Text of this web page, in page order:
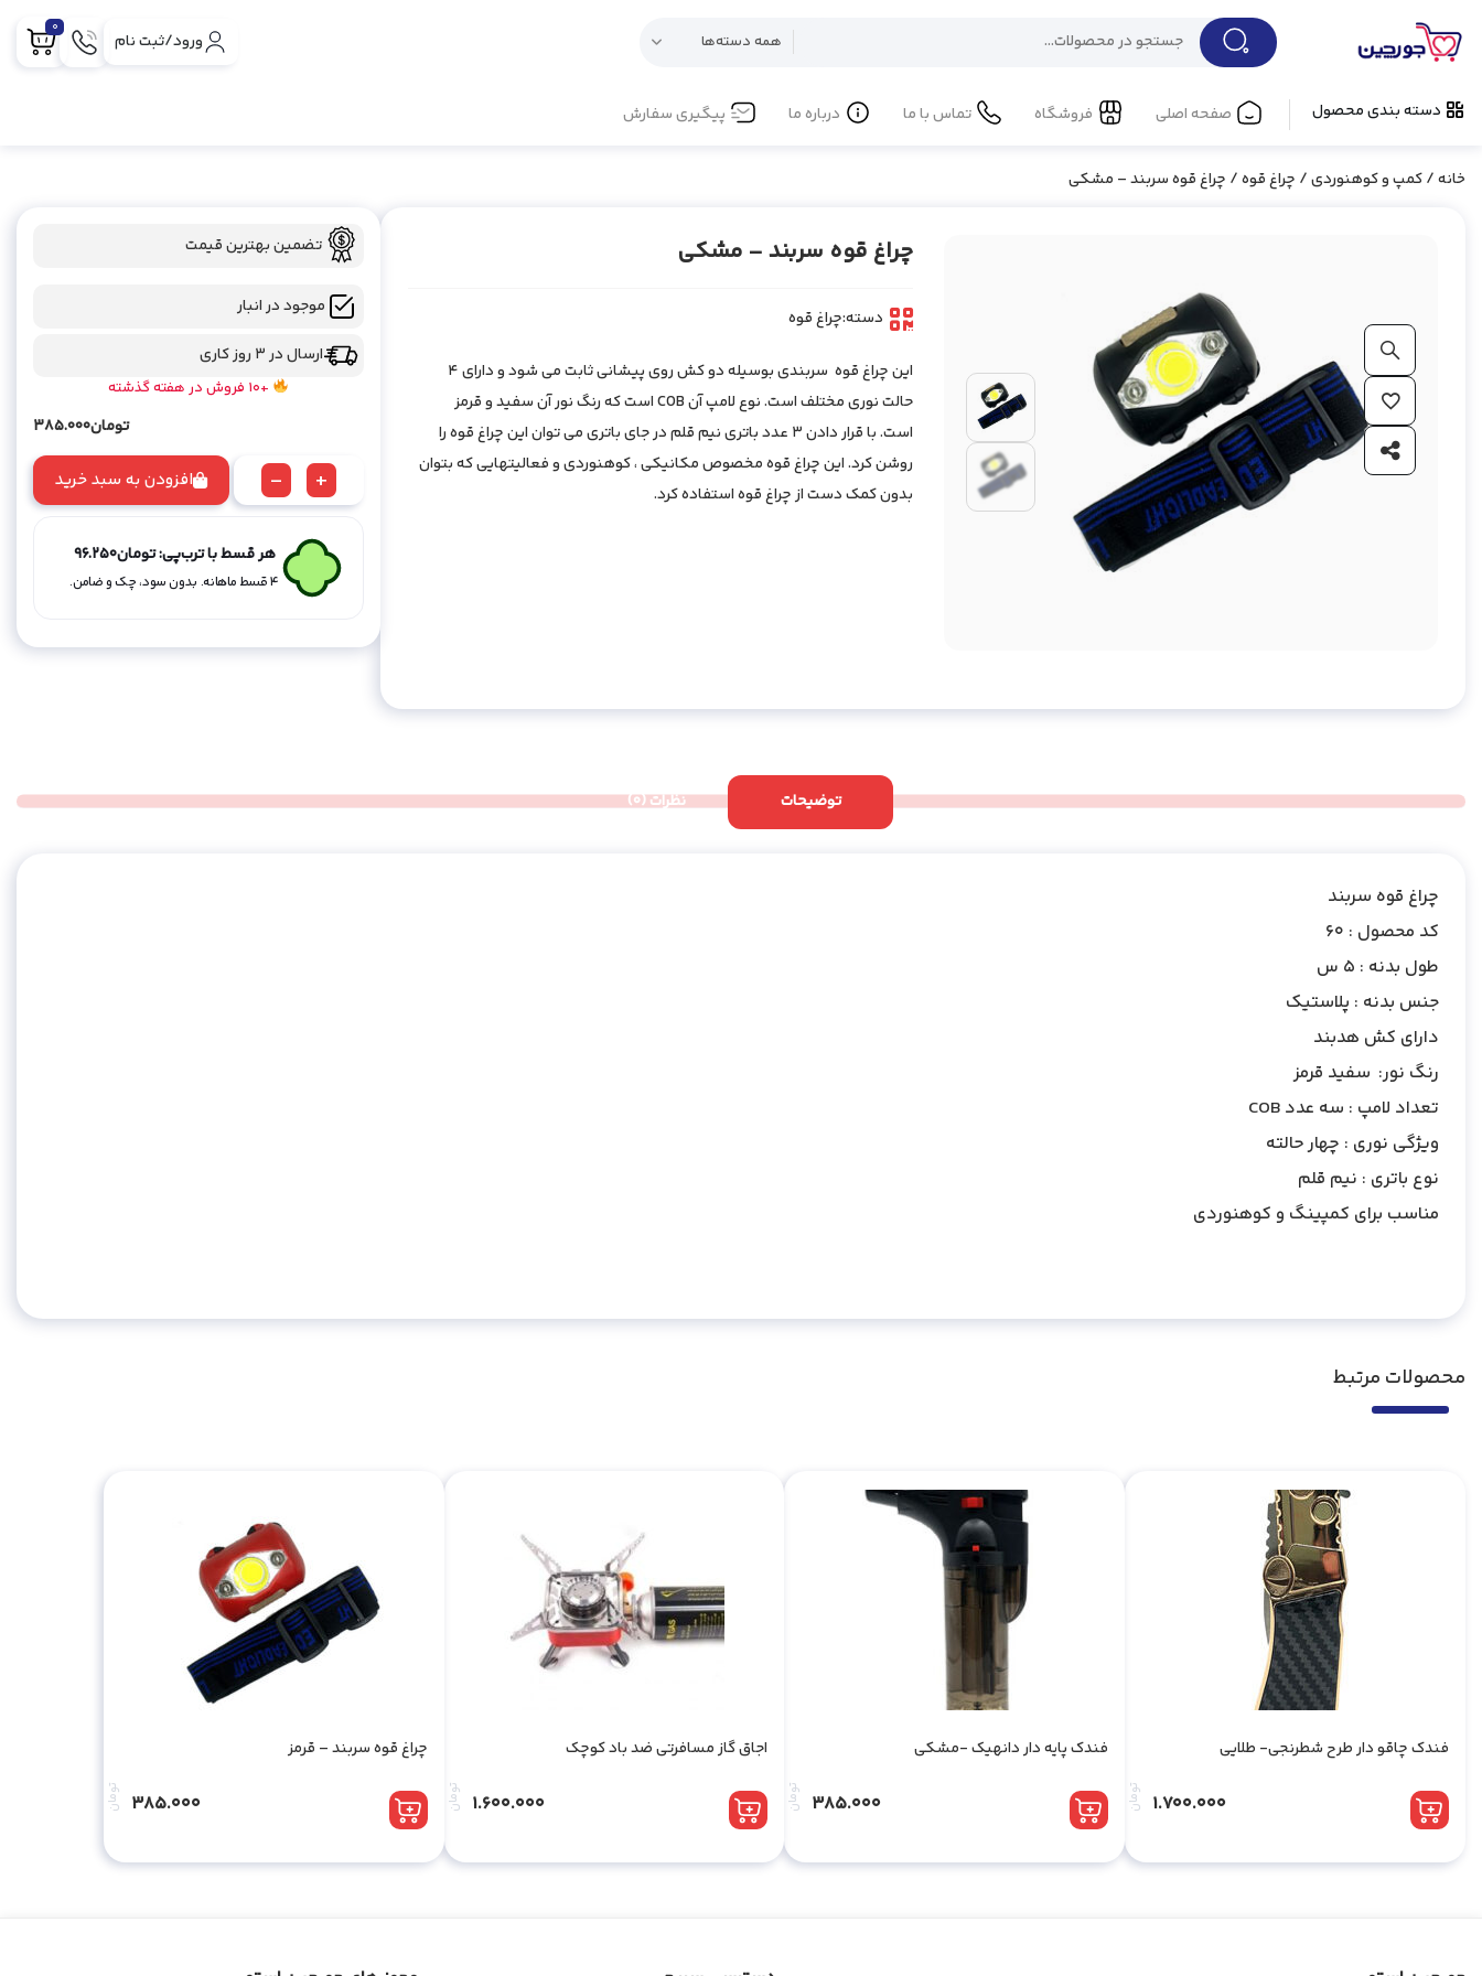
ورود/ثبت نام
0
دسته بندی محصول صفحه اصلی فروشگاه تماس با ما درباره ما پیگیری سفارش
خانه/کمپ و کوهنوردی/ چراغ قوه/ چراغ قوه سربند – مشکی
بزرگ نمایی محصول
افزودن به علاقه مندی ها
اشتراک گذاری محصول
چراغ قوه سربند – مشکی
دسته:چراغ قوه
این چراغ قوه سربندی بوسیله دو کش روی پیشانی ثابت می شود و دارای 4
حالت نوری مختلف است. نوع لامپ آن COB است که رنگ نور آن سفید و قرمز
است. با قرار دادن 3 عدد باتری نیم قلم در جای باتری می توان این چراغ قوه را
روشن کرد. ⁠این چراغ قوه مخصوص مکانیکی ، کوهنوردی و فعالیتهایی که بتوان
بدون کمک دست از چراغ قوه استفاده کرد.
تضمین بهترین قیمت
موجود در انبار
ارسال در 3 روز کاری
+10 فروش در هفته گذشته
تومان385.000
+
چراغ
قوه
سربند
-
مشکی
- افزودن به سبد خرید
هر قسط با ترب‌پی:تومان96.250
۴ قسط ماهانه. بدون سود، چک و ضامن.
توضیحات نظرات (0)
چراغ قوه سربند
کد محصول : 60
طول بدنه : 5 س
جنس بدنه : پلاستیک
دارای کش هدبند
رنگ نور: سفید قرمز
تعداد لامپ : سه عدد COB
ویژگی نوری : چهار حالته
نوع باتری : نیم قلم
مناسب برای کمپینگ و کوهنوردی
محصولات مرتبط
فندک چاقو دار طرح شطرنجی- طلایی
تومان 1.700.000
فندک پایه دار دانهیک -مشکی
تومان 385.000
اجاق گاز مسافرتی ضد باد کوچک
تومان 1.600.000
چراغ قوه سربند – قرمز
تومان 385.000